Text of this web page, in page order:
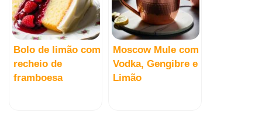
Bolo de limão com
recheio de
framboesa
Moscow Mule com
Vodka, Gengibre e
Limão